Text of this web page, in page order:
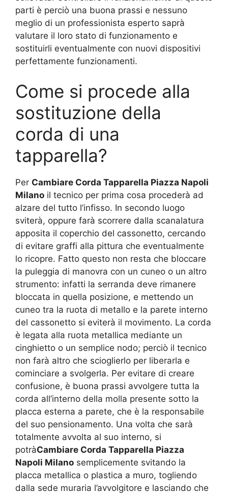
parti è perciò una buona prassi e nessuno
meglio di un professionista esperto saprà
valutare il loro stato di funzionamento e
sostituirli eventualmente con nuovi dispositivi
perfettamente funzionamenti.
Come si procede alla
sostituzione della
corda di una
tapparella?
Per Cambiare Corda Tapparella Piazza Napoli
Milano il tecnico per prima cosa procederà ad
alzare del tutto l’infisso. In secondo luogo
sviterà, oppure farà scorrere dalla scanalatura
apposita il coperchio del cassonetto, cercando
di evitare graffi alla pittura che eventualmente
lo ricopre. Fatto questo non resta che bloccare
la puleggia di manovra con un cuneo o un altro
strumento: infatti la serranda deve rimanere
bloccata in quella posizione, e mettendo un
cuneo tra la ruota di metallo e la parete interno
del cassonetto si eviterà il movimento. La corda
è legata alla ruota metallica mediante un
cinghietto o un semplice nodo; perciò il tecnico
non farà altro che scioglierlo per liberarla e
cominciare a svolgerla. Per evitare di creare
confusione, è buona prassi avvolgere tutta la
corda all’interno della molla presente sotto la
placca esterna a parete, che è la responsabile
del suo pensionamento. Una volta che sarà
totalmente avvolta al suo interno, si
potràCambiare Corda Tapparella Piazza
Napoli Milano semplicemente svitando la
placca metallica o plastica a muro, togliendo
dalla sede muraria l’avvolgitore e lasciando che